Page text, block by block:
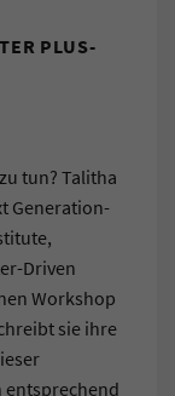
PLUS-
tun? Talitha
Generation-
Driven
Workshop
sie ihre
entsprechend